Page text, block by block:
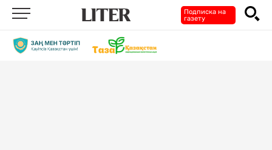
Подписка на
газету